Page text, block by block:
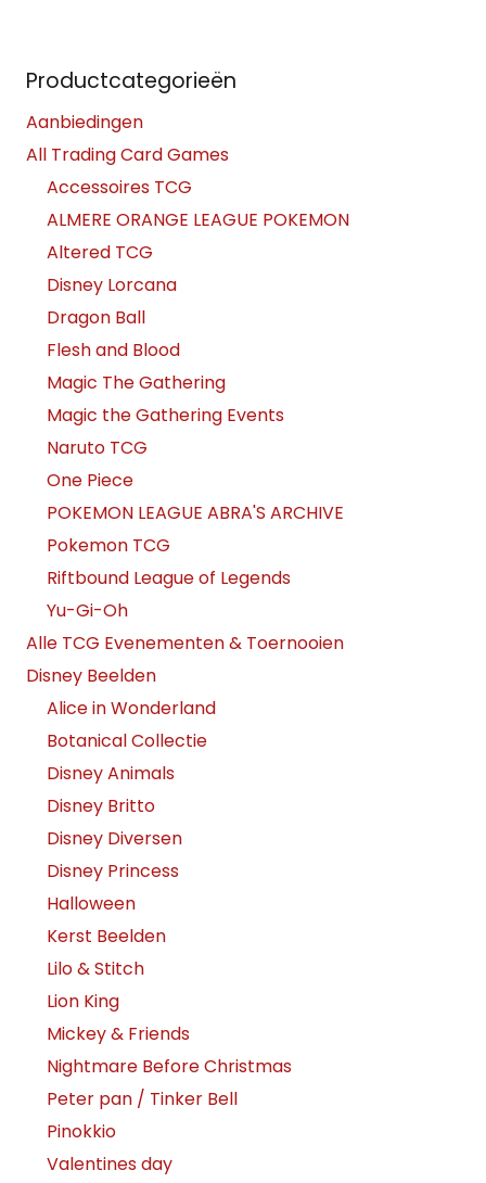
Productcategorieën
Aanbiedingen
All Trading Card Games
Accessoires TCG
ALMERE ORANGE LEAGUE POKEMON
Altered TCG
Disney Lorcana
Dragon Ball
Flesh and Blood
Magic The Gathering
Magic the Gathering Events
Naruto TCG
One Piece
POKEMON LEAGUE ABRA'S ARCHIVE
Pokemon TCG
Riftbound League of Legends
Yu-Gi-Oh
Alle TCG Evenementen & Toernooien
Disney Beelden
Alice in Wonderland
Botanical Collectie
Disney Animals
Disney Britto
Disney Diversen
Disney Princess
Halloween
Kerst Beelden
Lilo & Stitch
Lion King
Mickey & Friends
Nightmare Before Christmas
Peter pan / Tinker Bell
Pinokkio
Valentines day